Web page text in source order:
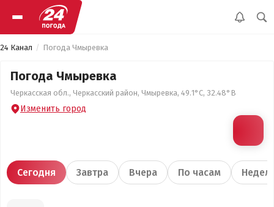
24 Канал Погода Чмыревка
Погода Чмыревка
Черкасская обл., Черкасский район, Чмыревка, 49.1°С, 32.48°В
Изменить город
Сегодня Завтра Вчера По часам